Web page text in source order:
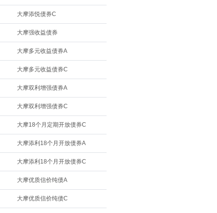
大摩添悦债券C
大摩强收益债券
大摩多元收益债券A
大摩多元收益债券C
大摩双利增强债券A
大摩双利增强债券C
大摩18个月定期开放债券C
大摩添利18个月开放债券A
大摩添利18个月开放债券C
大摩优质信价纯债A
大摩优质信价纯债C